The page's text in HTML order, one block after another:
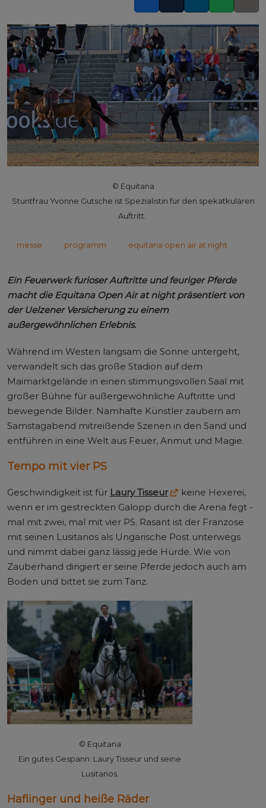
© Equitana
Stuntfrau Yvonne Gutsche ist Spezialistin für den spekatkulären
Auftritt.
messe programm equitana open air at night
Ein Feuerwerk furioser Auftritte und feuriger Pferde
macht die Equitana Open Air at night präsentiert von
der Uelzener Versicherung zu einem
außergewöhnlichen Erlebnis.
Während im Westen langsam die Sonne untergeht,
verwandelt sich das große Stadion auf dem
Maimarktgelände in einen stimmungsvollen Saal mit
großer Bühne für außergewöhnliche Auftritte und
bewegende Bilder. Namhafte Künstler zaubern am
Samstagabend mitreißende Szenen in den Sand und
entführen in eine Welt aus Feuer, Anmut und Magie.
Tempo mit vier PS
Geschwindigkeit ist für Laury Tisseur
keine Hexerei,
wenn er im gestreckten Galopp durch die Arena fegt -
mal mit zwei, mal mit vier PS. Rasant ist der Franzose
mit seinen Lusitanos als Ungarische Post unterwegs
und nimmt dabei ganz lässig jede Hürde. Wie von
Zauberhand dirigiert er seine Pferde jedoch auch am
Boden und bittet sie zum Tanz.
© Equitana
Ein gutes Gespann: Laury Tisseur und seine
Lusitanos.
Haflinger und heiße Räder